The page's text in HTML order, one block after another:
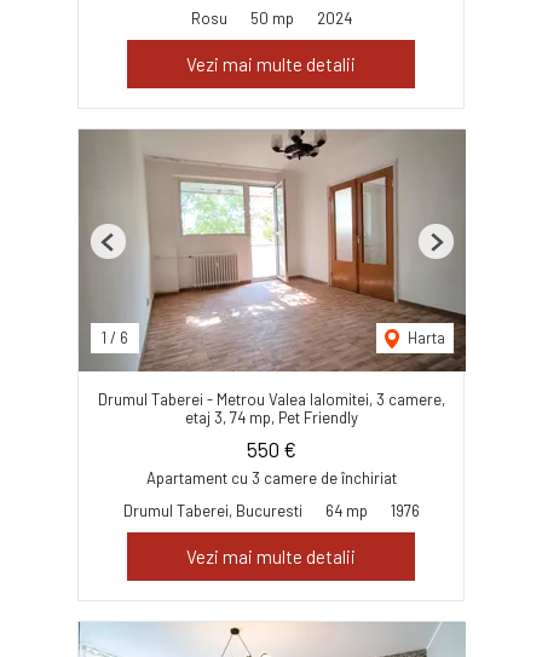
Rosu
50 mp 2024
Vezi mai multe detalii
1 / 6 Harta
Previous Next
Drumul Taberei - Metrou Valea Ialomitei, 3 camere,
etaj 3, 74 mp, Pet Friendly
550 €
Apartament cu 3 camere de închiriat
Drumul Taberei, Bucuresti
64 mp 1976
Vezi mai multe detalii